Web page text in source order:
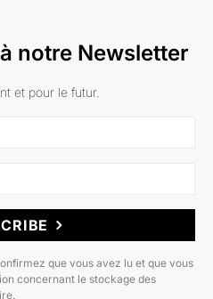
notre Newsletter
et pour le futur.
que vous avez lu et que vous
concernant le stockage des